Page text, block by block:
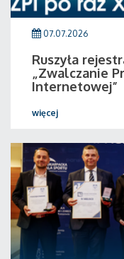
07.07.2026
Ruszyła
„Zwalczanie
Internetowej”
więcej